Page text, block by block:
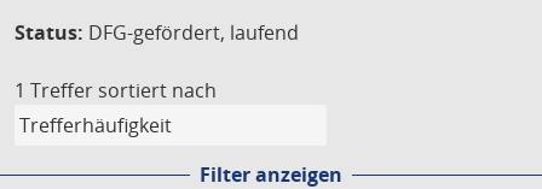
Status: DFG-gefördert, laufend
1 Treffer sortiert nach
Filter anzeigen